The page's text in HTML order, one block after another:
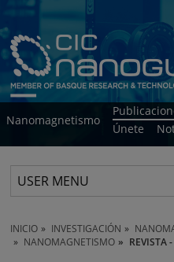
Nanomagnetismo
Únete
USER MENU
INICIO INVESTIGACIÓN
NANOMAGNETISMO
REVISTA